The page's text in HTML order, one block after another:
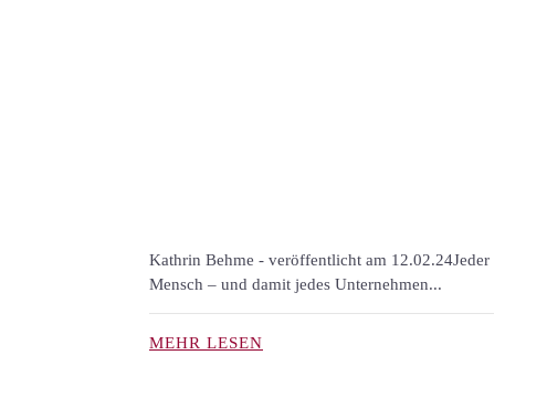
Kathrin Behme - veröffentlicht am 12.02.24Jeder
Mensch – und damit jedes Unternehmen...
MEHR LESEN